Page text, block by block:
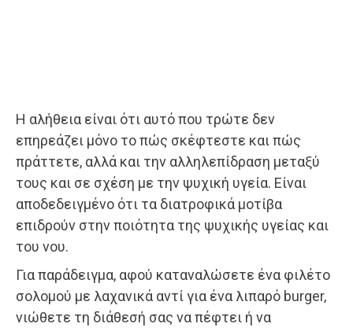
Η αλήθεια είναι ότι αυτό που τρώτε δεν
επηρεάζει μόνο το πώς σκέφτεστε και πώς
πράττετε, αλλά και την αλληλεπίδραση μεταξύ
τους και σε σχέση με την ψυχική υγεία. Είναι
αποδεδειγμένο ότι τα διατροφικά μοτίβα
επιδρούν στην ποιότητα της ψυχικής υγείας και
του νου.
Για παράδειγμα, αφού καταναλώσετε ένα φιλέτο
σολομού με λαχανικά αντί για ένα λιπαρό burger,
νιώθετε τη διάθεσή σας να πέφτει ή να